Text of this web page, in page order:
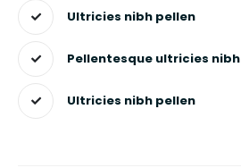
Ultricies nibh pellen
Pellentesque ultricies nibh
Ultricies nibh pellen